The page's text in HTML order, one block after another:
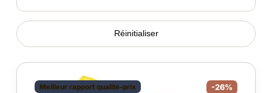
Réinitialiser
Meilleur rapport qualité-prix -26%